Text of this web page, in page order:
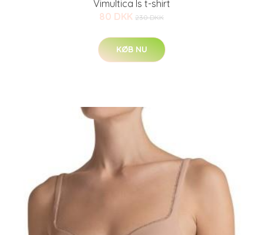
Vimultica ls t-shirt
80 DKK 230 DKK
KØB NU